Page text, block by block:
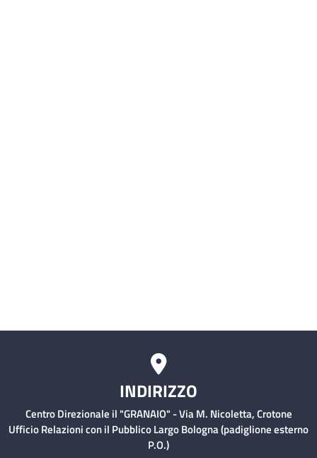
INDIRIZZO
Centro Direzionale il "GRANAIO" - Via M. Nicoletta, Crotone
Ufficio Relazioni con il Pubblico Largo Bologna (padiglione esterno
P.O.)